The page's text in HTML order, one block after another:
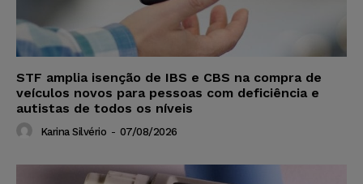
STF amplia isenção de IBS e CBS na compra de
veículos novos para pessoas com deficiência e
autistas de todos os níveis
Karina Silvério - 07/08/2026